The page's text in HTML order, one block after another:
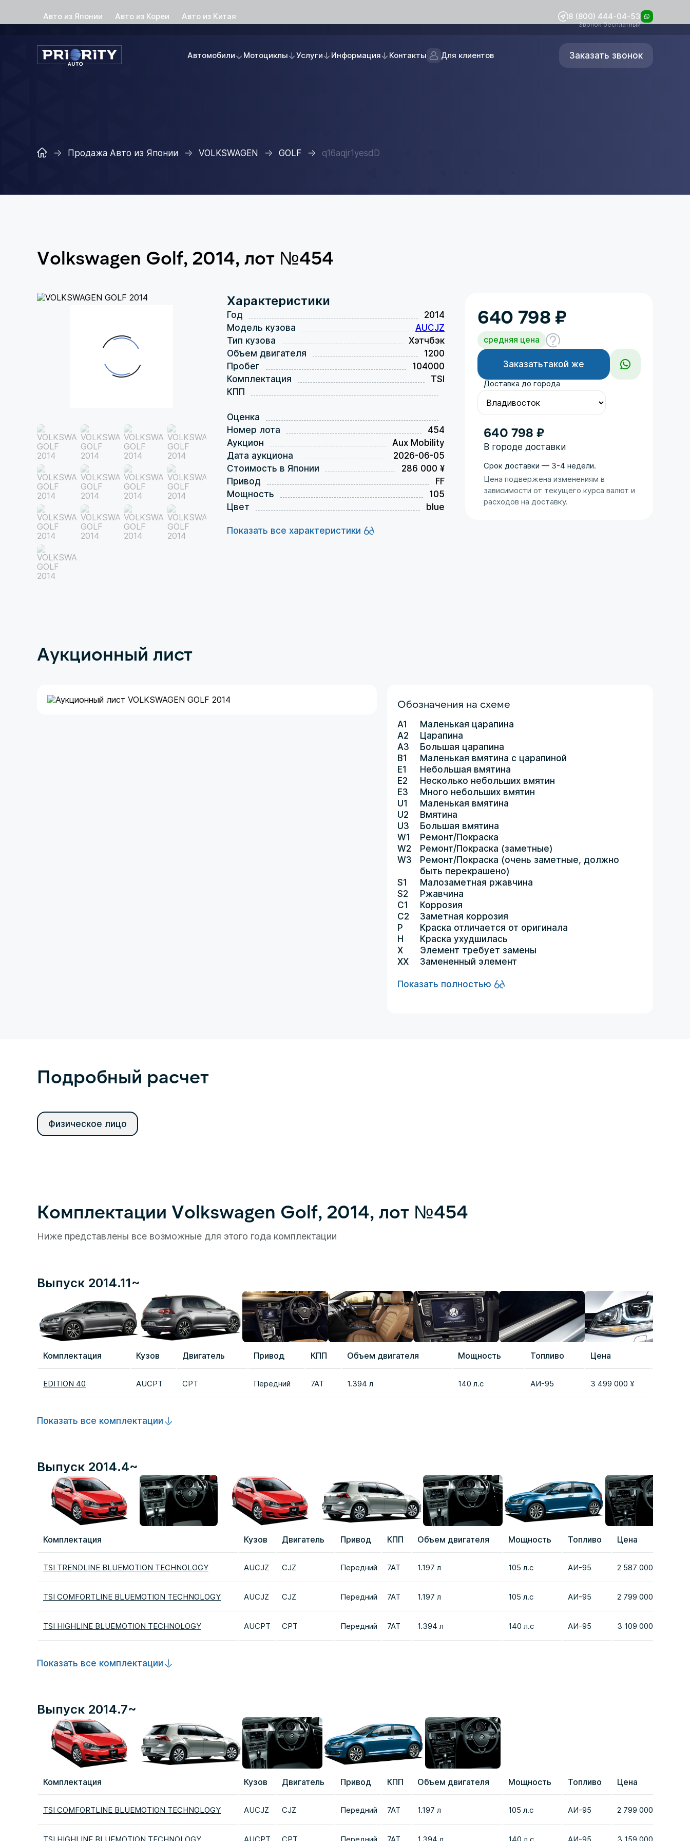
Авто из Японии Авто из Кореи Авто из Китая 8 (800) 444-04-53
Звонок бесплатный
Автомобили Мотоциклы Услуги Информация Контакты Для клиентов Заказать звонок
Продажа Авто из Японии VOLKSWAGEN GOLF q16aqjr1yesdD
Volkswagen Golf, 2014, лот №454
Характеристики
Год
2014
Модель кузова
AUCJZ
Тип кузова
Хэтчбэк
Объем двигателя
1200
Пробег
104000
Комплектация
TSI
КПП
Оценка
Номер лота
454
Аукцион
Aux Mobility
Дата аукциона
2026-06-05
Стоимость в Японии
286 000 ¥
Привод
FF
Мощность
105
Цвет
blue
Показать все характеристики
640 798 ₽
средняя цена
Год
Поколение
Оценка аукциона
Заказатьтакой же
Доставка до города
640 798 ₽
В городе доставки
Срок доставки — 3-4 недели.
Цена подвержена изменениям в
зависимости от текущего курса валют и
расходов на доставку.
Аукционный лист
Обозначения на схеме
A1
Маленькая царапина
A2
Царапина
A3
Большая царапина
B1
Маленькая вмятина с царапиной
E1
Небольшая вмятина
E2
Несколько небольших вмятин
E3
Много небольших вмятин
U1
Маленькая вмятина
U2
Вмятина
U3
Большая вмятина
W1
Ремонт/Покраска
W2
Ремонт/Покраска (заметные)
W3
Ремонт/Покраска (очень заметные, должно
быть перекрашено)
S1
Малозаметная ржавчина
S2
Ржавчина
C1
Коррозия
C2
Заметная коррозия
P
Краска отличается от оригинала
H
Краска ухудшилась
X
Элемент требует замены
XX
Замененный элемент
Показать полностью
Подробный расчет
Физическое лицо
Комплектации Volkswagen Golf, 2014, лот №454
Ниже представлены все возможные для этого года комплектации
Выпуск 2014.11~
Комплектация Кузов Двигатель Привод КПП Объем двигателя Мощность Топливо Цена
EDITION 40 AUCPT CPT Передний 7AT 1.394 л 140 л.с AИ-95 3 499 000 ¥
Показать все комплектации
Выпуск 2014.4~
Комплектация Кузов Двигатель Привод КПП Объем двигателя Мощность Топливо Цена
TSI TRENDLINE BLUEMOTION TECHNOLOGY AUCJZ CJZ Передний 7AT 1.197 л 105 л.с AИ-95 2 587 000 ¥
TSI COMFORTLINE BLUEMOTION TECHNOLOGY AUCJZ CJZ Передний 7AT 1.197 л 105 л.с AИ-95 2 799 000 ¥
TSI HIGHLINE BLUEMOTION TECHNOLOGY AUCPT CPT Передний 7AT 1.394 л 140 л.с AИ-95 3 109 000 ¥
Показать все комплектации
Выпуск 2014.7~
Комплектация Кузов Двигатель Привод КПП Объем двигателя Мощность Топливо Цена
TSI COMFORTLINE BLUEMOTION TECHNOLOGY AUCJZ CJZ Передний 7AT 1.197 л 105 л.с AИ-95 2 799 000 ¥